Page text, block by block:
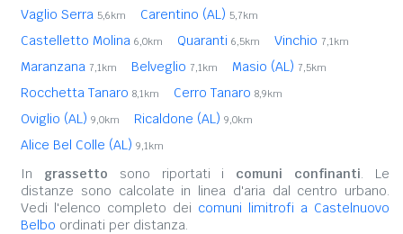
Vaglio Serra 5,6km Carentino (AL) 5,7km
Castelletto Molina 6,0km Quaranti 6,5km Vinchio 7,1km
Maranzana 7,1km Belveglio 7,1km Masio (AL) 7,5km
Rocchetta Tanaro 8,1km Cerro Tanaro 8,9km
Oviglio (AL) 9,0km Ricaldone (AL) 9,0km
Alice Bel Colle (AL) 9,1km
In grassetto sono riportati i comuni confinanti. Le
distanze sono calcolate in linea d'aria dal centro urbano.
Vedi l'elenco completo dei comuni limitrofi a Castelnuovo
Belbo ordinati per distanza.